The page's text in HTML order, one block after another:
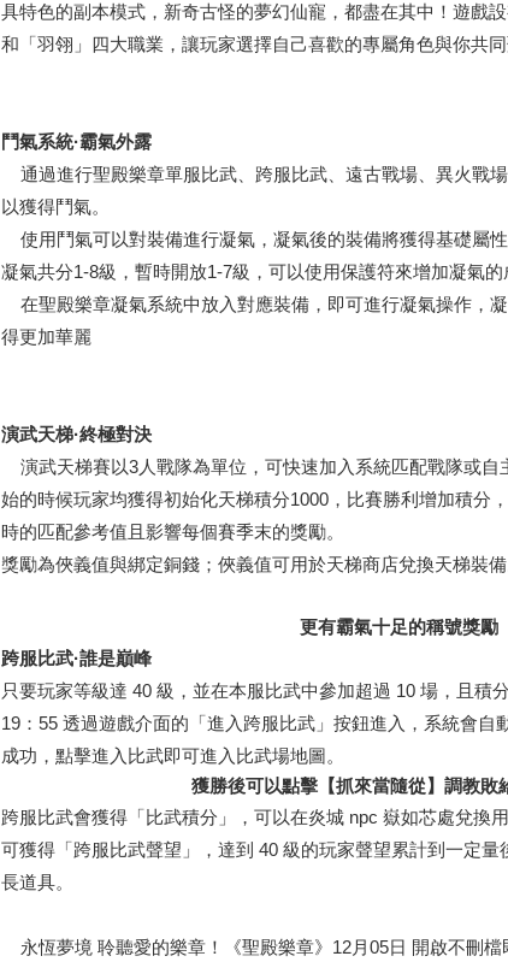
具特色的副本模式，新奇古怪的夢幻仙寵，都盡在其中！遊戲
和「羽翎」四大職業，讓玩家選擇自己喜歡的專屬角色與你共同
鬥氣系統·霸氣外露
通過進行聖殿樂章單服比武、跨服比武、遠古戰場、異火戰
以獲得鬥氣。
使用鬥氣可以對裝備進行凝氣，凝氣後的裝備將獲得基礎屬性
凝氣共分1-8級，暫時開放1-7級，可以使用保護符來增加凝氣
在聖殿樂章凝氣系統中放入對應裝備，即可進行凝氣操作，
得更加華麗
演武天梯·終極對決
演武天梯賽以3人戰隊為單位，可快速加入系統匹配戰隊或自
始的時候玩家均獲得初始化天梯積分1000，比賽勝利增加積分
時的匹配參考值且影響每個賽季末的獎勵。
獎勵為俠義值與綁定銅錢；俠義值可用於天梯商店兌換天梯裝備
更有霸氣十足的稱號獎勵
跨服比武·誰是巔峰
只要玩家等級達 40 級，並在本服比武中參加超過 10 場，且積
19：55 透過遊戲介面的「進入跨服比武」按鈕進入，系統會自
成功，點擊進入比武即可進入比武場地圖。
獲勝後可以點擊【抓來當隨從】調教敗
跨服比武會獲得「比武積分」，可以在炎城 npc 嶽如芯處兌換
可獲得「跨服比武聲望」，達到 40 級的玩家聲望累計到一定
長道具。
永恆夢境 聆聽愛的樂章！《聖殿樂章》12月05日 開啟不刪